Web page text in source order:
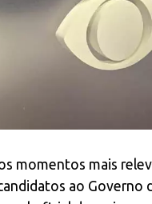
momentos mais
ao Governo